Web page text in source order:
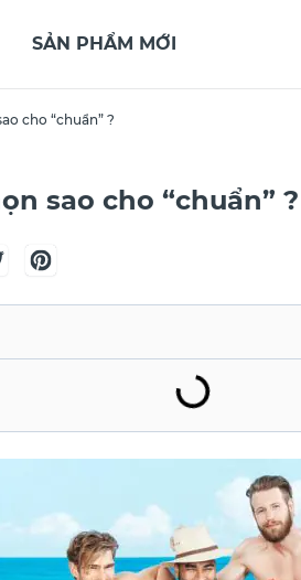
SẢN PHẨM MỚI
cho “chuẩn” ?
sao cho “chuẩn” ?